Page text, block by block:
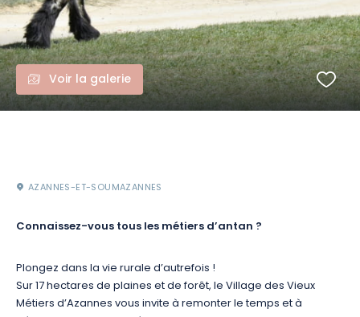
Voir la galerie
AZANNES-ET-SOUMAZANNES
Connaissez-vous tous les métiers d’antan ?
Plongez dans la vie rurale d’autrefois !
Sur 17 hectares de plaines et de forêt, le Village des Vieux
Métiers d’Azannes vous invite à remonter le temps et à